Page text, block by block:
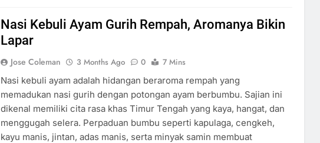
Nasi Kebuli Ayam Gurih Rempah, Aromanya Bikin
Lapar
Jose Coleman 3 Months Ago 0
7 Mins
Nasi kebuli ayam adalah hidangan beraroma rempah yang
memadukan nasi gurih dengan potongan ayam berbumbu. Sajian ini
dikenal memiliki cita rasa khas Timur Tengah yang kaya, hangat, dan
menggugah selera. Perpaduan bumbu seperti kapulaga, cengkeh,
kayu manis, jintan, adas manis, serta minyak samin membuat